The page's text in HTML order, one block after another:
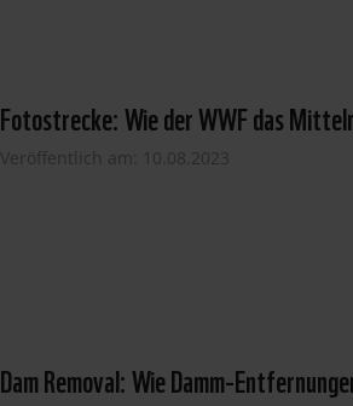
Fotostrecke: Wie der WWF das
Veröffentlich am: 10.08.2023
Dam Removal: Wie Damm-